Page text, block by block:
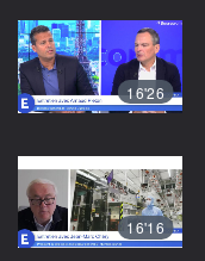
16'26
16'16